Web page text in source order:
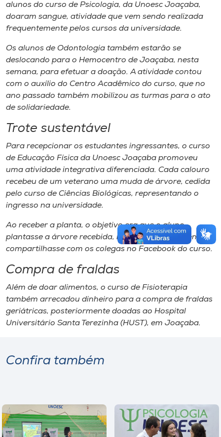
alunos do curso de Psicologia, da Unoesc Joaçaba,
doaram sangue, atividade que vem sendo realizada
frequentemente pelos cursos da universidade.
Os alunos de Odontologia também estarão se
deslocando para o Hemocentro de Joaçaba, nesta
semana, para efetuar a doação. A atividade contou
com o auxílio do Centro Acadêmico do curso, que no
ano passado também mobilizou as turmas para o ato
de solidariedade.
Trote sustentável
Para recepcionar os estudantes ingressantes, o curso
de Educação Física da Unoesc Joaçaba promoveu
uma atividade integrativa diferenciada. Cada calouro
recebeu de um veterano uma muda de árvore, cedida
pelo curso de Ciências Biológicas, representando o
ingresso na universidade.
Ao receber a planta, o objetivo era que o aluno
plantasse a árvore recebida, registrasse o momento e
compartilhasse com os colegas no Facebook do curso.
Compra de fraldas
Além de doar alimentos, o curso de Fisioterapia
também arrecadou dinheiro para a compra de fraldas
geriátricas, posteriormente doadas ao Hospital
Universitário Santa Terezinha (HUST), em Joaçaba.
Confira também